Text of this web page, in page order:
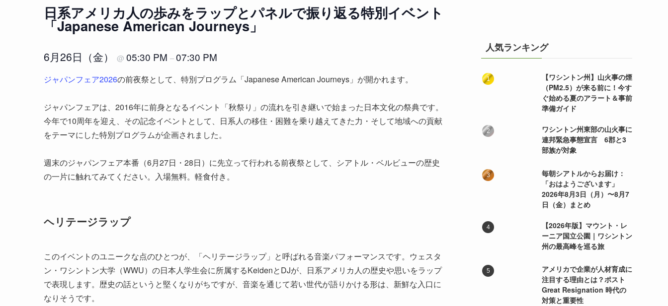
日系アメリカ人の歩みをラップとパネルで振り返る特別イベント
「Japanese American Journeys」
6月26日（金） @ 05:30 PM –07:30 PM
ジャパンフェア2026の前夜祭として、特別プログラム「Japanese American Journeys」が開かれます。
ジャパンフェアは、2016年に前身となるイベント「秋祭り」の流れを引き継いで始まった日本文化の祭典です。
今年で10周年を迎え、その記念イベントとして、日系人の移住・困難を乗り越えてきた力・そして地域への貢献
をテーマにした特別プログラムが企画されました。
週末のジャパンフェア本番（6月27日・28日）に先立って行われる前夜祭として、シアトル・ベルビューの歴史
の一片に触れてみてください。入場無料。軽食付き。
ヘリテージラップ
このイベントのユニークな点のひとつが、「ヘリテージラップ」と呼ばれる音楽パフォーマンスです。ウェスタ
ン・ワシントン大学（WWU）の日本人学生会に所属するKeidenとDJが、日系アメリカ人の歴史や思いをラップ
で表現します。歴史の話というと堅くなりがちですが、音楽を通じて若い世代が語りかける形は、新鮮な入口に
なりそうです。
人気ランキング
【ワシントン州】山火事の煙
（PM2.5）が来る前に！今す
ぐ始める夏のアラート＆事前
準備ガイド
ワシントン州東部の山火事に
連邦緊急事態宣言 6郡と3
部族が対象
毎朝シアトルからお届け：
「おはようございます」
2026年8月3日（月）〜8月7
日（金）まとめ
【2026年版】マウント・レ
ーニア国立公園｜ワシントン
州の最高峰を巡る旅
アメリカで企業が人材育成に
注目する理由とは？ポスト
Great Resignation 時代の
対策と重要性